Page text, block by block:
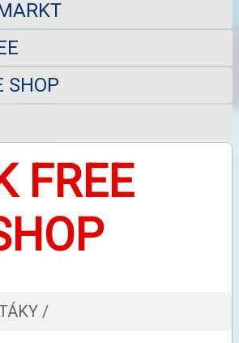
SHOP
FREE
/